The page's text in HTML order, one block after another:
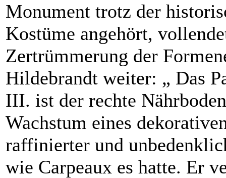
Monument trotz der
Kostüme angehört,
Zertrümmerung der
Hildebrandt weiter: „ Das
III. ist der rechte
Wachstum eines
raffinierter und
wie Carpeaux es hatte. Er